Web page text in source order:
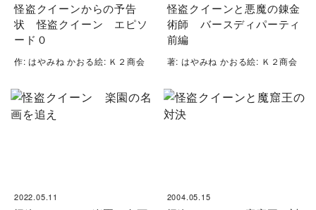
怪盗クイーンからの予告
状 怪盗クイーン エピソ
ード０
作: はやみね かおる絵: Ｋ２商会
怪盗クイーンと悪魔の錬金
術師 バースディパーティ
前編
著: はやみね かおる絵: Ｋ２商会
2022.05.11 2004.05.15